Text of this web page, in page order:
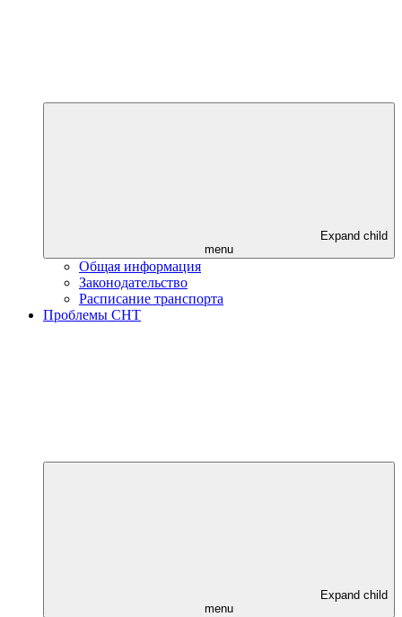
Expand child
menu
Общая информация
Законодательство
Расписание транспорта
Проблемы СНТ
Expand child
menu